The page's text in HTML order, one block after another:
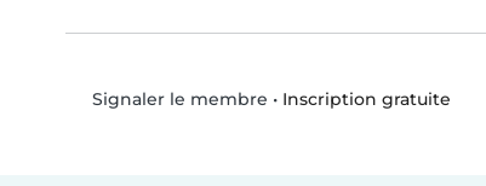
Signaler le membre • Inscription gratuite